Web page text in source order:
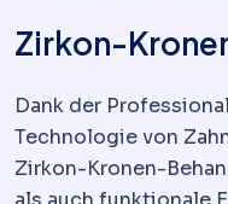
Zirkon-
Dank der
Technologie von
Zirkon-Kronen-